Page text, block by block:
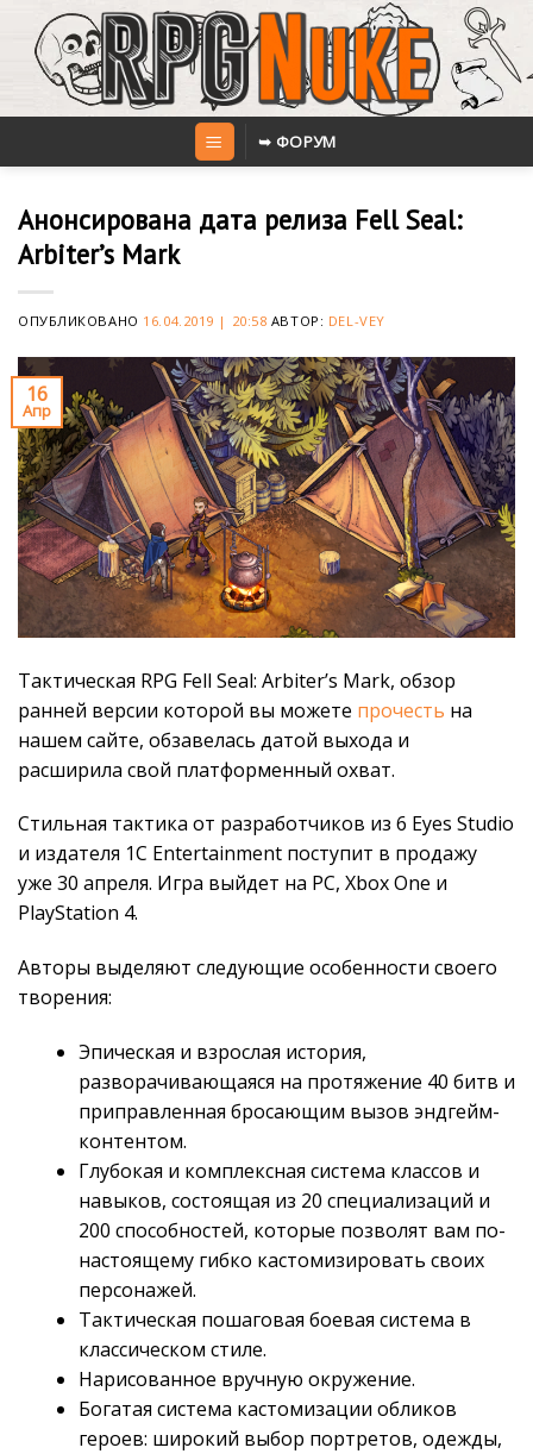
content
➥ ФОРУМ
Анонсирована дата релиза Fell Seal:
Arbiter’s Mark
ОПУБЛИКОВАНО 16.04.2019 | 20:58 АВТОР: DEL-VEY
16
Апр
Тактическая RPG Fell Seal: Arbiter’s Mark, обзор
ранней версии которой вы можете прочесть на
нашем сайте, обзавелась датой выхода и
расширила свой платформенный охват.
Стильная тактика от разработчиков из 6 Eyes Studio
и издателя 1C Entertainment поступит в продажу
уже 30 апреля. Игра выйдет на PC, Xbox One и
PlayStation 4.
Авторы выделяют следующие особенности своего
творения:
Эпическая и взрослая история,
разворачивающаяся на протяжение 40 битв и
приправленная бросающим вызов эндгейм-
контентом.
Глубокая и комплексная система классов и
навыков, состоящая из 20 специализаций и
200 способностей, которые позволят вам по-
настоящему гибко кастомизировать своих
персонажей.
Тактическая пошаговая боевая система в
классическом стиле.
Нарисованное вручную окружение.
Богатая система кастомизации обликов
героев: широкий выбор портретов, одежды,